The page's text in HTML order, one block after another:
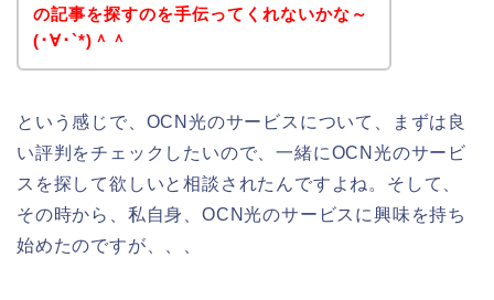
の記事を探すのを手伝ってくれないかな～
(･∀･`*)＾＾
という感じで、OCN光のサービスについて、まずは良
い評判をチェックしたいので、一緒にOCN光のサービ
スを探して欲しいと相談されたんですよね。そして、
その時から、私自身、OCN光のサービスに興味を持ち
始めたのですが、、、